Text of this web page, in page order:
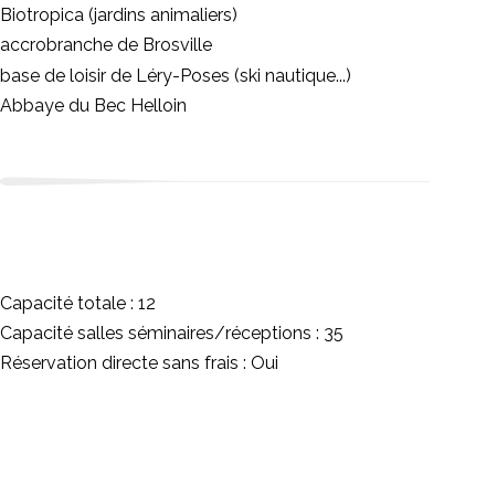
Biotropica (jardins animaliers)
accrobranche de Brosville
base de loisir de Léry-Poses (ski nautique...)
Abbaye du Bec Helloin
Capacité totale : 12
Capacité salles séminaires/réceptions : 35
Réservation directe sans frais : Oui